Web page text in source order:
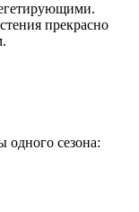
прекрасно
одного сезона: